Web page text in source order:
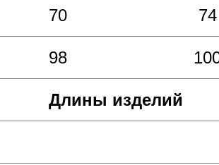
Длины изделий
98
70 74